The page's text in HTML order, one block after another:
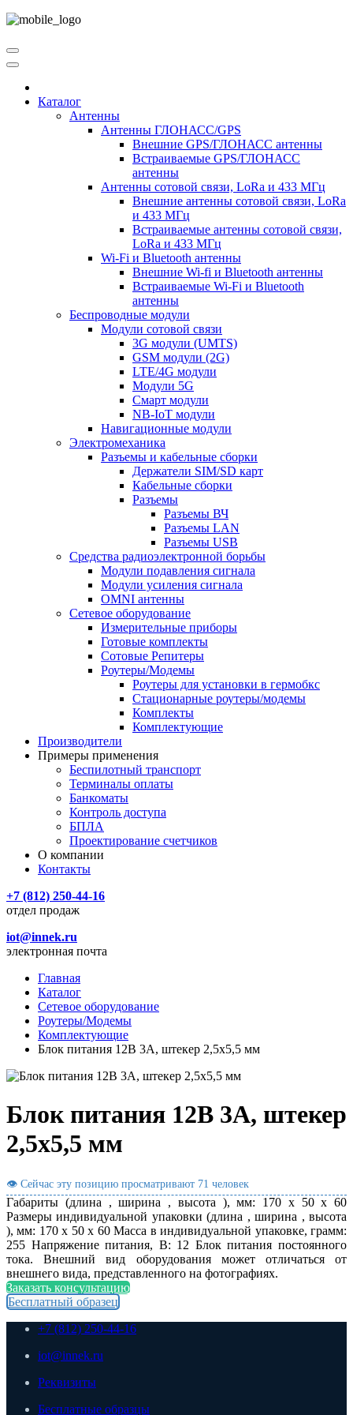
Каталог
Антенны
Антенны ГЛОНАСС/GPS
Внешние GPS/ГЛОНАСС антенны
Встраиваемые GPS/ГЛОНАСС
антенны
Антенны сотовой связи, LoRa и 433 МГц
Внешние антенны сотовой связи, LoRa
и 433 МГц
Встраиваемые антенны сотовой связи,
LoRa и 433 МГц
Wi-Fi и Bluetooth антенны
Внешние Wi-fi и Bluetooth антенны
Встраиваемые Wi-Fi и Bluetooth
антенны
Беспроводные модули
Модули сотовой связи
3G модули (UMTS)
GSM модули (2G)
LTE/4G модули
Модули 5G
Смарт модули
NB-IoT модули
Навигационные модули
Электромеханика
Разъемы и кабельные сборки
Держатели SIM/SD карт
Кабельные сборки
Разъемы
Разъемы ВЧ
Разъемы LAN
Разъемы USB
Средства радиоэлектронной борьбы
Модули подавления сигнала
Модули усиления сигнала
OMNI антенны
Сетевое оборудование
Измерительные приборы
Готовые комплекты
Сотовые Репитеры
Роутеры/Модемы
Роутеры для установки в гермобкс
Стационарные роутеры/модемы
Комплекты
Комплектующие
Производители
Примеры применения
Беспилотный транспорт
Терминалы оплаты
Банкоматы
Контроль доступа
БПЛА
Проектирование счетчиков
О компании
Контакты
+7 (812) 250-44-16
отдел продаж
iot@innek.ru
электронная почта
Главная
Каталог
Сетевое оборудование
Роутеры/Модемы
Комплектующие
Блок питания 12В 3А, штекер 2,5х5,5 мм
Блок питания 12В 3А, штекер
2,5х5,5 мм
👁 Сейчас эту позицию просматривают 71 человек
Габариты (длина , ширина , высота ), мм: 170 x 50 x 60
Размеры индивидуальной упаковки (длина , ширина , высота
), мм: 170 x 50 x 60 Масса в индивидуальной упаковке, грамм:
255 Напряжение питания, В: 12 Блок питания постоянного
тока. Внешний вид оборудования может отличаться от
внешнего вида, представленного на фотографиях.
Заказать консультацию
Бесплатный образец
+7 (812) 250-44-16
iot@innek.ru
Реквизиты
Бесплатные образцы